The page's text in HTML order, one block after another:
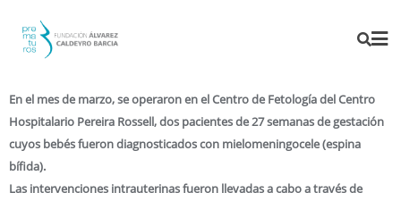
En el mes de marzo, se operaron en el Centro de Fetología del Centro
Hospitalario Pereira Rossell, dos pacientes de 27 semanas de gestación
cuyos bebés fueron diagnosticados con mielomeningocele (espina
bífida).
Las intervenciones intrauterinas fueron llevadas a cabo a través de